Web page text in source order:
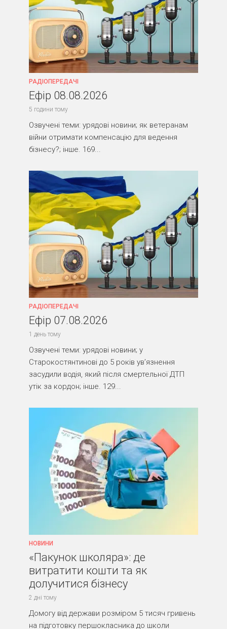
РАДІОПЕРЕДАЧІ
Ефір 08.08.2026
5 години тому
Озвучені теми: урядові новини; як ветеранам
війни отримати компенсацію для ведення
бізнесу?; інше. 169...
РАДІОПЕРЕДАЧІ
Ефір 07.08.2026
1 день тому
Озвучені теми: урядові новини; у
Старокостянтинові до 5 років ув’язнення
засудили водія, який після смертельної ДТП
утік за кордон; інше. 129...
НОВИНИ
«Пакунок школяра»: де
витратити кошти та як
долучитися бізнесу
2 дні тому
Домогу від держави розміром 5 тисяч гривень
на підготовку першокласника до школи